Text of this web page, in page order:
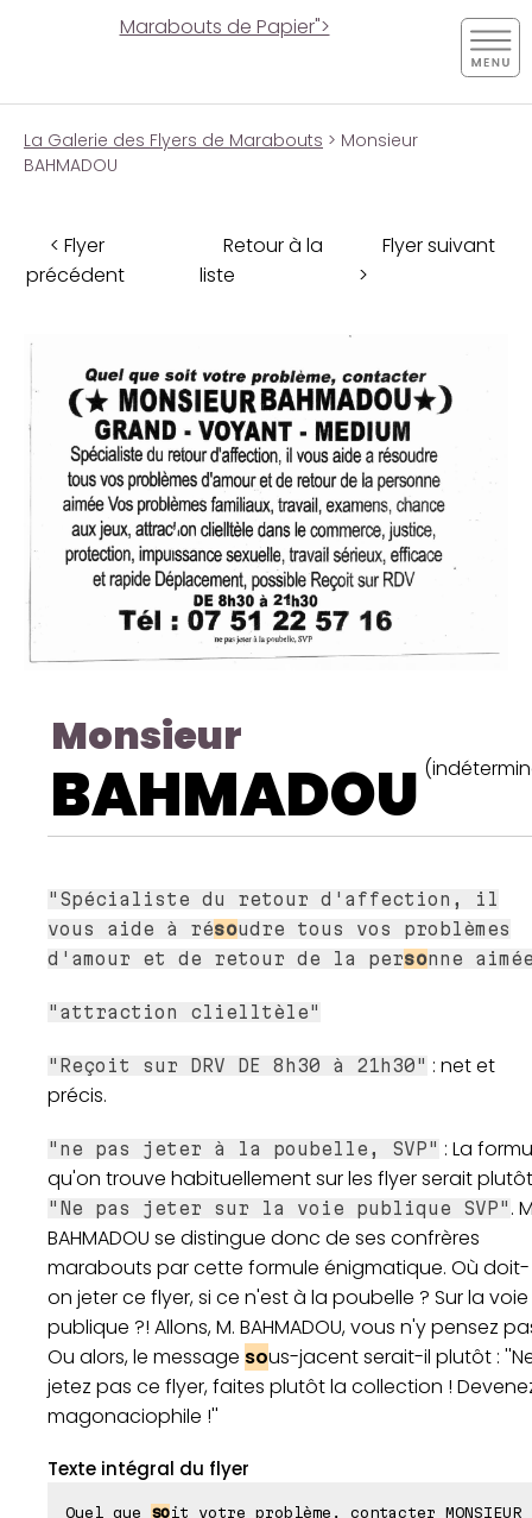
Marabouts de Papier">
La Galerie des Flyers de Marabouts > Monsieur
BAHMADOU
< Flyer
précédent
Retour à la
liste
Flyer suivant
>
Monsieur
BAHMADOU
"Spécialiste du retour d'affection, il
vous aide à résoudre tous vos problèmes
d'amour et de retour de la personne
"attraction clielltèle"
"Reçoit sur DRV DE 8h30 à 21h30" : net et
précis.
"ne pas jeter à la poubelle, SVP" : La
qu'on trouve habituellement sur les flyer serait plutôt
"Ne pas jeter sur la voie publique SVP" .
BAHMADOU se distingue donc de ses confrères
marabouts par cette formule énigmatique. Où doit-
on jeter ce flyer, si ce n'est à la poubelle ? Sur la voie
publique ?! Allons, M. BAHMADOU, vous n'y pensez
Ou alors, le message sous-jacent serait-il plutôt :
jetez pas ce flyer, faites plutôt la collection !
magonaciophile !''
Texte intégral du flyer
Quel que soit votre problème, contacter MONSIEUR